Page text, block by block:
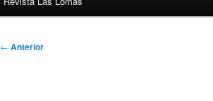
Navegación
← Anterior